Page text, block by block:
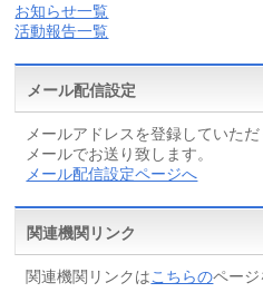
お知らせ一覧
活動報告一覧
メール配信設定
メールアドレスを登録していた
メールでお送り致します。
メール配信設定ページへ
関連機関リンク
関連機関リンクはこちらのページ